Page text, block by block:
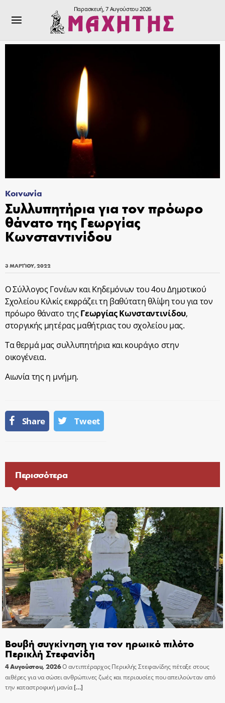
Παρασκευή, 7 Αυγούστου 2026
Κοινωνία
Συλλυπητήρια για τον πρόωρο
θάνατο της Γεωργίας
Κωνσταντινίδου
3 ΜΑΡΤΊΟΥ, 2022
Ο Σύλλογος Γονέων και Κηδεμόνων του 4ου Δημοτικού
Σχολείου Κιλκίς εκφράζει τη βαθύτατη θλίψη του για τον
πρόωρο θάνατο τηςΓεωργίας Κωνσταντινίδου,
στοργικής μητέρας μαθήτριας του σχολείου μας.
Τα θερμά μας συλλυπητήρια και κουράγιο στην
οικογένεια.
Αιωνία της η μνήμη.
Share Tweet
Περισσότερα
Βουβή συγκίνηση για τον ηρωικό πιλότο
Περικλή Στεφανίδη
4 Αυγούστου, 2026Ο αντιπτέραρχος Περικλής Στεφανίδης πέταξε στους
αιθέρες για να σώσει ανθρώπινες ζωές και περιουσίες που απειλούνταν από
την καταστροφική μανία[…]